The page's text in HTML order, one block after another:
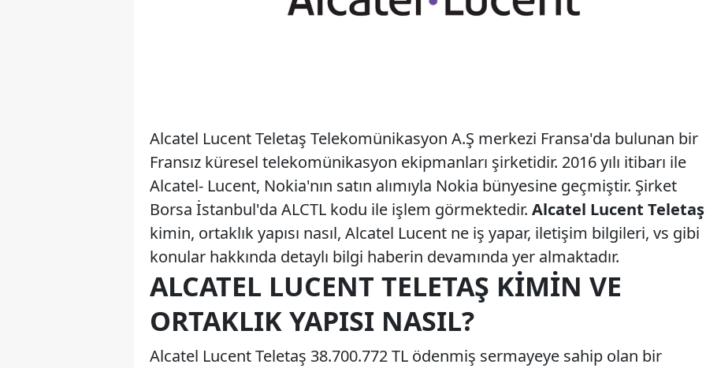
Alcatel Lucent Teletaş Telekomünikasyon A.Ş merkezi Fransa'da bulunan bir
Fransız küresel telekomünikasyon ekipmanları şirketidir. 2016 yılı itibarı ile
Alcatel- Lucent, Nokia'nın satın alımıyla Nokia bünyesine geçmiştir. Şirket
Borsa İstanbul'da ALCTL kodu ile işlem görmektedir. Alcatel Lucent Teletaş
kimin, ortaklık yapısı nasıl, Alcatel Lucent ne iş yapar, iletişim bilgileri, vs gibi
konular hakkında detaylı bilgi haberin devamında yer almaktadır.
ALCATEL LUCENT TELETAŞ KIMIN VE
ORTAKLIK YAPISI NASIL?
Alcatel Lucent Teletaş 38.700.772 TL ödenmiş sermayeye sahip olan bir